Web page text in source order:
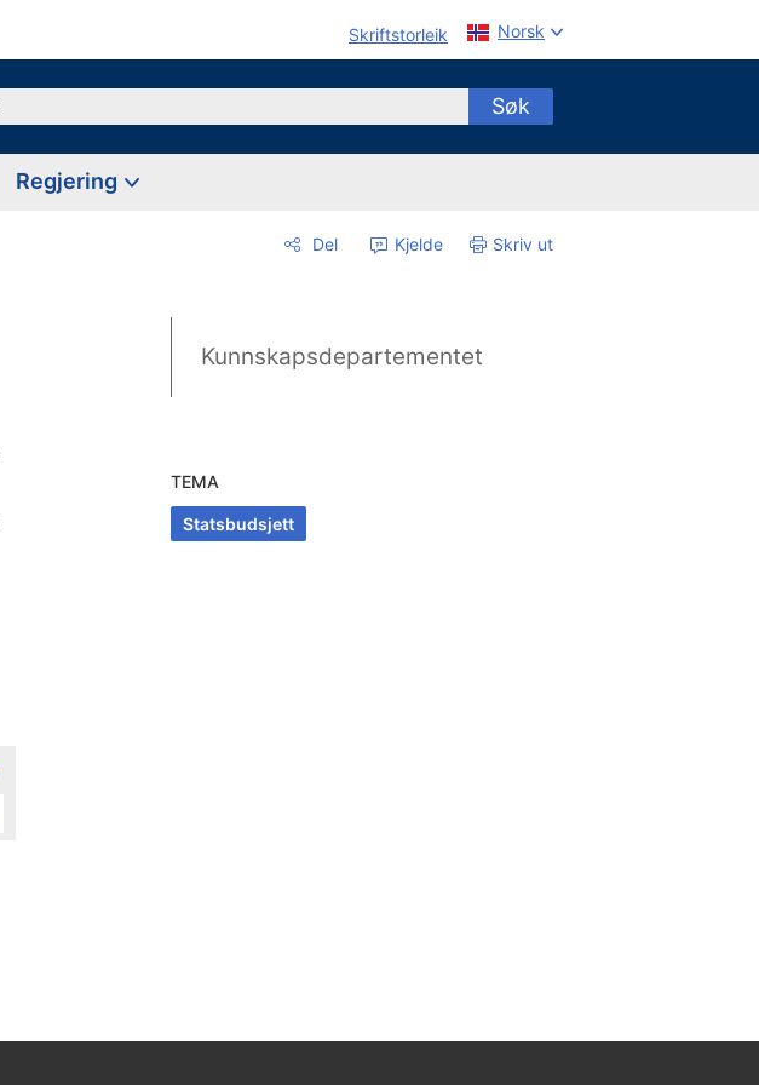
Skriftstorleik Norsk
Søk
Regjering
Del Kjelde Skriv ut
Kunnskapsdepartementet
TEMA
Statsbudsjett